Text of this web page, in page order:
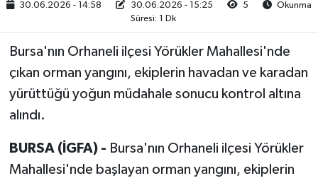
30.06.2026 - 14:58 30.06.2026 - 15:25 5
Okunma
Süresi: 1 Dk
Bursa'nın Orhaneli ilçesi Yörükler Mahallesi'nde
çıkan orman yangını, ekiplerin havadan ve karadan
yürüttüğü yoğun müdahale sonucu kontrol altına
alındı.
BURSA (İGFA) - Bursa'nın Orhaneli ilçesi Yörükler
Mahallesi'nde başlayan orman yangını, ekiplerin